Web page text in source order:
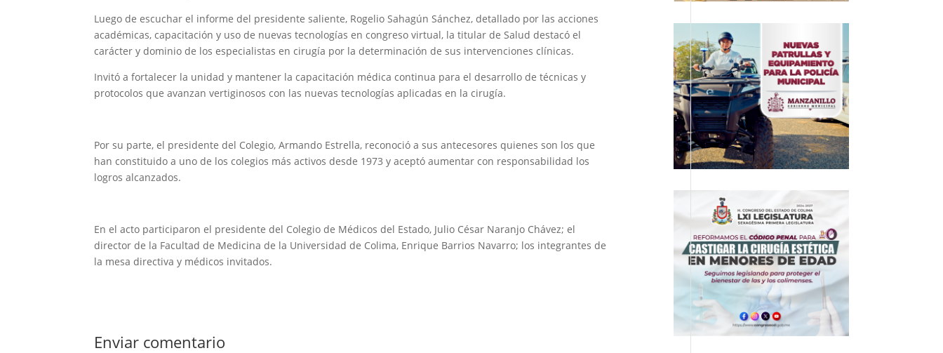
Luego de escuchar el informe del presidente saliente, Rogelio Sahagún Sánchez, detallado por las acciones
académicas, capacitación y uso de nuevas tecnologías en congreso virtual, la titular de Salud destacó el
carácter y dominio de los especialistas en cirugía por la determinación de sus intervenciones clínicas.
Invitó a fortalecer la unidad y mantener la capacitación médica continua para el desarrollo de técnicas y
protocolos que avanzan vertiginosos con las nuevas tecnologías aplicadas en la cirugía.
Por su parte, el presidente del Colegio, Armando Estrella, reconoció a sus antecesores quienes son los que
han constituido a uno de los colegios más activos desde 1973 y aceptó aumentar con responsabilidad los
logros alcanzados.
En el acto participaron el presidente del Colegio de Médicos del Estado, Julio César Naranjo Chávez; el
director de la Facultad de Medicina de la Universidad de Colima, Enrique Barrios Navarro; los integrantes de
la mesa directiva y médicos invitados.
Enviar comentario